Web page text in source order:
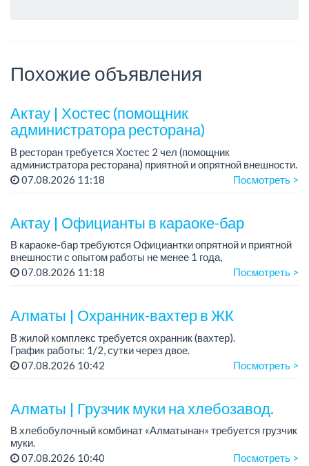
Похожие объявления
Актау | Хостес (помощник
администратора ресторана)
В ресторан требуется Хостес 2 чел (помощник
администратора ресторана) приятной и опрятной внешности.
Требования: ответственная, с опытом работы в ресторане,
07.08.2026 11:18 Посмотреть >
Актау | Официанты в караоке-бар
В караоке-бар требуются Официантки опрятной и приятной
внешности с опытом работы не менее 1 года,
совершеннолетние
— Удобный сменный график
...
07.08.2026 11:18 Посмотреть >
Алматы | Охранник-вахтер в ЖК
В жилой комплекс требуется охранник (вахтер).
График работы: 1/2, сутки через двое.
Требования: без вредных привычек. ...
07.08.2026 10:42 Посмотреть >
Алматы | Грузчик муки на хлебозавод.
В хлебобулочный комбинат «Алматынан» требуется грузчик
муки.
График работы: 5/2, с 09.00 до 18.00.
07.08.2026 10:40 Посмотреть >